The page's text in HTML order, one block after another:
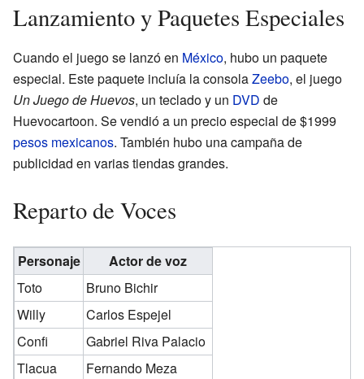
Lanzamiento y Paquetes Especiales
Cuando el juego se lanzó en México, hubo un paquete
especial. Este paquete incluía la consolaZeebo, el juego
Un Juego de Huevos, un teclado y un DVD de
Huevocartoon. Se vendió a un precio especial de $1999
pesos mexicanos. También hubo una campaña de
publicidad en varias tiendas grandes.
Reparto de Voces
Personaje
Actor de voz
Toto
Bruno Bichir
Willy
Carlos Espejel
Confi
Gabriel Riva Palacio
Tlacua
Fernando Meza